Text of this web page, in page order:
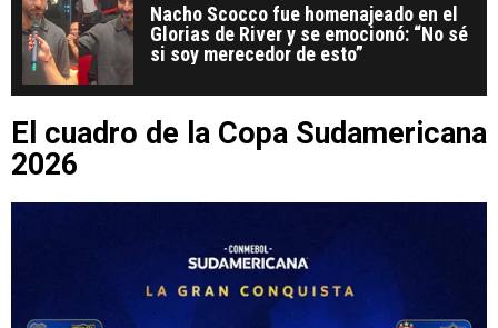
Nacho Scocco fue homenajeado en el
Glorias de River y se emocionó: “No sé
si soy merecedor de esto”
El cuadro de la Copa Sudamericana
2026